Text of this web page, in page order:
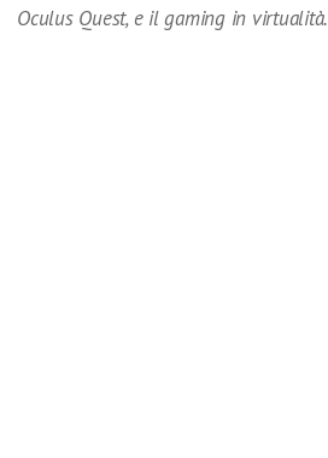
Oculus Quest, e il gaming in virtualità.